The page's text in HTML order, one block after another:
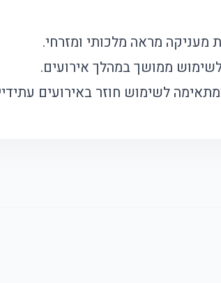
מראה מלכותי ומזרחי.
ממושך במהלך אירועים.
לשימוש חוזר באירועים